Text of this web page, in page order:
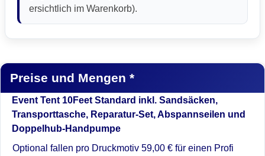
ersichtlich im Warenkorb).
Preise und Mengen *
Event Tent 10Feet Standard inkl. Sandsäcken,
Transporttasche, Reparatur-Set, Abspannseilen und
Doppelhub-Handpumpe
Optional fallen pro Druckmotiv 59,00 € für einen Profi